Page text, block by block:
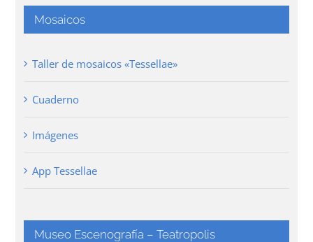
Mosaicos
Taller de mosaicos «Tessellae»
Cuaderno
Imágenes
App Tessellae
Museo Escenografía – Teatropolis